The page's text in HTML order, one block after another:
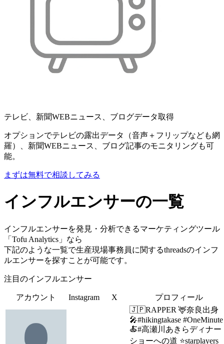
テレビ、新聞WEBニュース、ブログデータ取得
オプションでテレビの露出データ（音声＋フリップなども網
羅）、新聞WEBニュース、ブログ記事のモニタリングも可
能。
まずは無料で相談してみる
インフルエンサーの一覧
インフルエンサーを発見・分析できるマーケティングツール
「Tofu Analytics」なら
下記のような一覧で生産現場事務員に関するthreadsのインフ
ルエンサーを探すことが可能です。
注目のインフルエンサー
アカウント Instagram X
プロフィール
🇯🇵RAPPER 🦌奈良出身
🎤#hikingtakase #OneMinute
🍝#高瀬川あきらディナー
ショーへの道 ⭐️starplayers